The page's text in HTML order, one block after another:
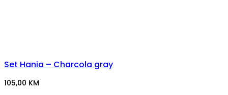
Set Hania – Charcola gray
105,00 KM